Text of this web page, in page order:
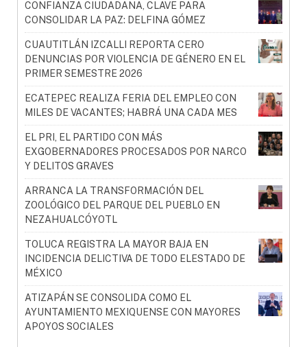
CONFIANZA CIUDADANA, CLAVE PARA
CONSOLIDAR LA PAZ: DELFINA GÓMEZ
CUAUTITLÁN IZCALLI REPORTA CERO
DENUNCIAS POR VIOLENCIA DE GÉNERO EN EL
PRIMER SEMESTRE 2026
ECATEPEC REALIZA FERIA DEL EMPLEO CON
MILES DE VACANTES; HABRÁ UNA CADA MES
EL PRI, EL PARTIDO CON MÁS
EXGOBERNADORES PROCESADOS POR NARCO
Y DELITOS GRAVES
ARRANCA LA TRANSFORMACIÓN DEL
ZOOLÓGICO DEL PARQUE DEL PUEBLO EN
NEZAHUALCÓYOTL
TOLUCA REGISTRA LA MAYOR BAJA EN
INCIDENCIA DELICTIVA DE TODO ELESTADO DE
MÉXICO
ATIZAPÁN SE CONSOLIDA COMO EL
AYUNTAMIENTO MEXIQUENSE CON MAYORES
APOYOS SOCIALES